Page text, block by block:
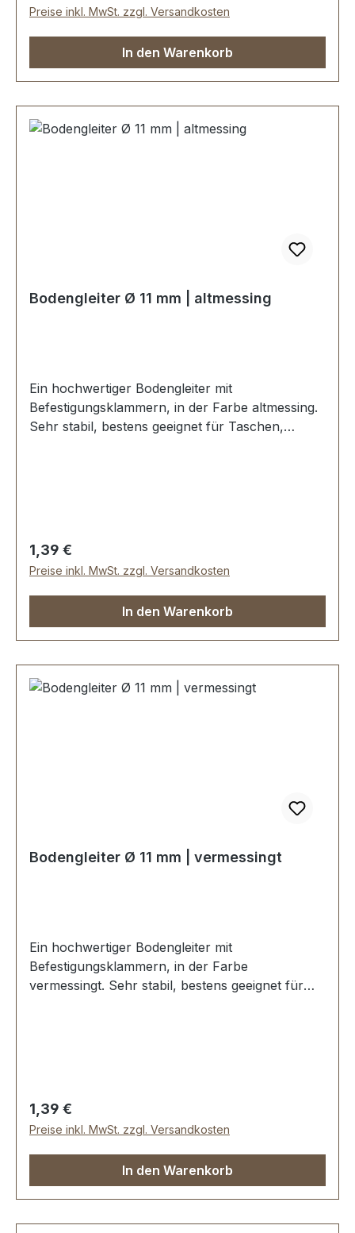
Preise inkl. MwSt. zzgl. Versandkosten
In den Warenkorb
Bodengleiter Ø 11 mm | altmessing
Ein hochwertiger Bodengleiter mit
Befestigungsklammern, in der Farbe altmessing.
Sehr stabil, bestens geeignet für Taschen,
Regulärer Preis:
1,39 €
Preise inkl. MwSt. zzgl. Versandkosten
In den Warenkorb
Bodengleiter Ø 11 mm | vermessingt
Ein hochwertiger Bodengleiter mit
Befestigungsklammern, in der Farbe
vermessingt. Sehr stabil, bestens geeignet für
Regulärer Preis:
1,39 €
Preise inkl. MwSt. zzgl. Versandkosten
In den Warenkorb